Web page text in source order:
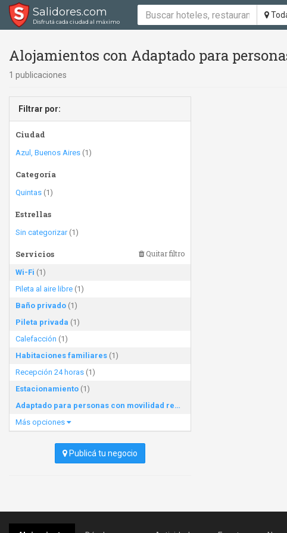
Salidores.com
Disfrutá cada ciudad al máximo
Alojamientos con Adaptado para
1 publicaciones
Filtrar por:
Ciudad
Azul, Buenos Aires (1)
Categoría
Quintas (1)
Estrellas
Sin categorizar(1)
Servicios Quitar filtro
Wi-Fi (1)
Pileta al aire libre (1)
Baño privado (1)
Pileta privada (1)
Calefacción (1)
Habitaciones familiares (1)
Recepción 24 horas (1)
Estacionamiento (1)
Adaptado para personas con movilidad reducida
Más opciones
Publicá tu negocio